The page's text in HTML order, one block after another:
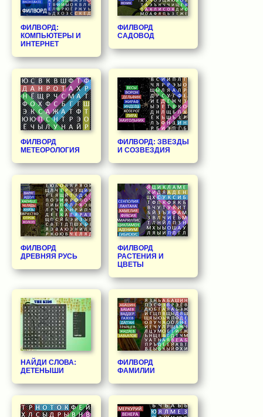
ФИЛВОРД:
КОМПЬЮТЕРЫ И
ИНТЕРНЕТ
ФИЛВОРД
САДОВОД
ФИЛВОРД
МЕТЕОРОЛОГИЯ
ФИЛВОРД: ЗВЕЗДЫ
И СОЗВЕЗДИЯ
ФИЛВОРД
ДРЕВНЯЯ РУСЬ
ФИЛВОРД
РАСТЕНИЯ И
ЦВЕТЫ
НАЙДИ СЛОВА:
ДЕТЕНЫШИ
ФИЛВОРД
ФАМИЛИИ